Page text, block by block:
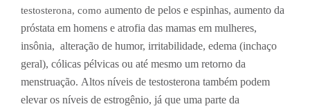
testosterona, como aumento de pelos e espinhas, aumento da
próstata em homens e atrofia das mamas em mulheres,
insônia, alteração de humor, irritabilidade, edema (inchaço
geral), cólicas pélvicas ou até mesmo um retorno da
menstruação. Altos níveis de testosterona também podem
elevar os níveis de estrogênio, já que uma parte da